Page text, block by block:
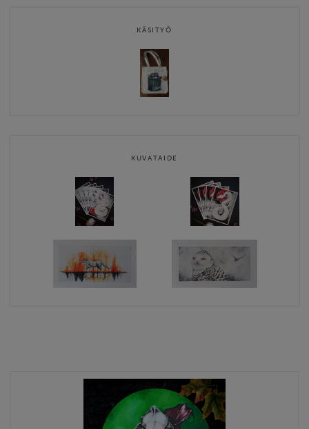
KÄSITYÖ
KUVATAIDE